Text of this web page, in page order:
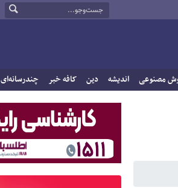
مصنوعی اندیشه دین کافه خبر چندرسانه‌ای